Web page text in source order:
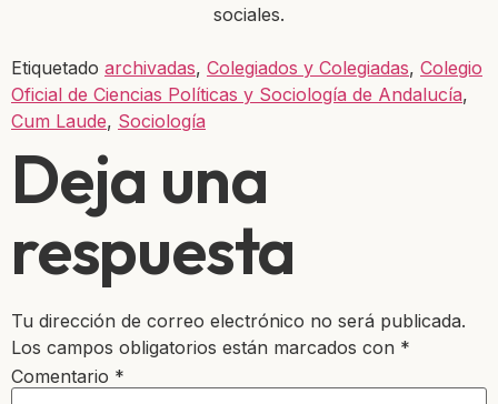
sociales.
Etiquetado archivadas, Colegiados y Colegiadas, Colegio
Oficial de Ciencias Políticas y Sociología de Andalucía,
Cum Laude, Sociología
Deja una
respuesta
Tu dirección de correo electrónico no será publicada.
Los campos obligatorios están marcados con *
Comentario *